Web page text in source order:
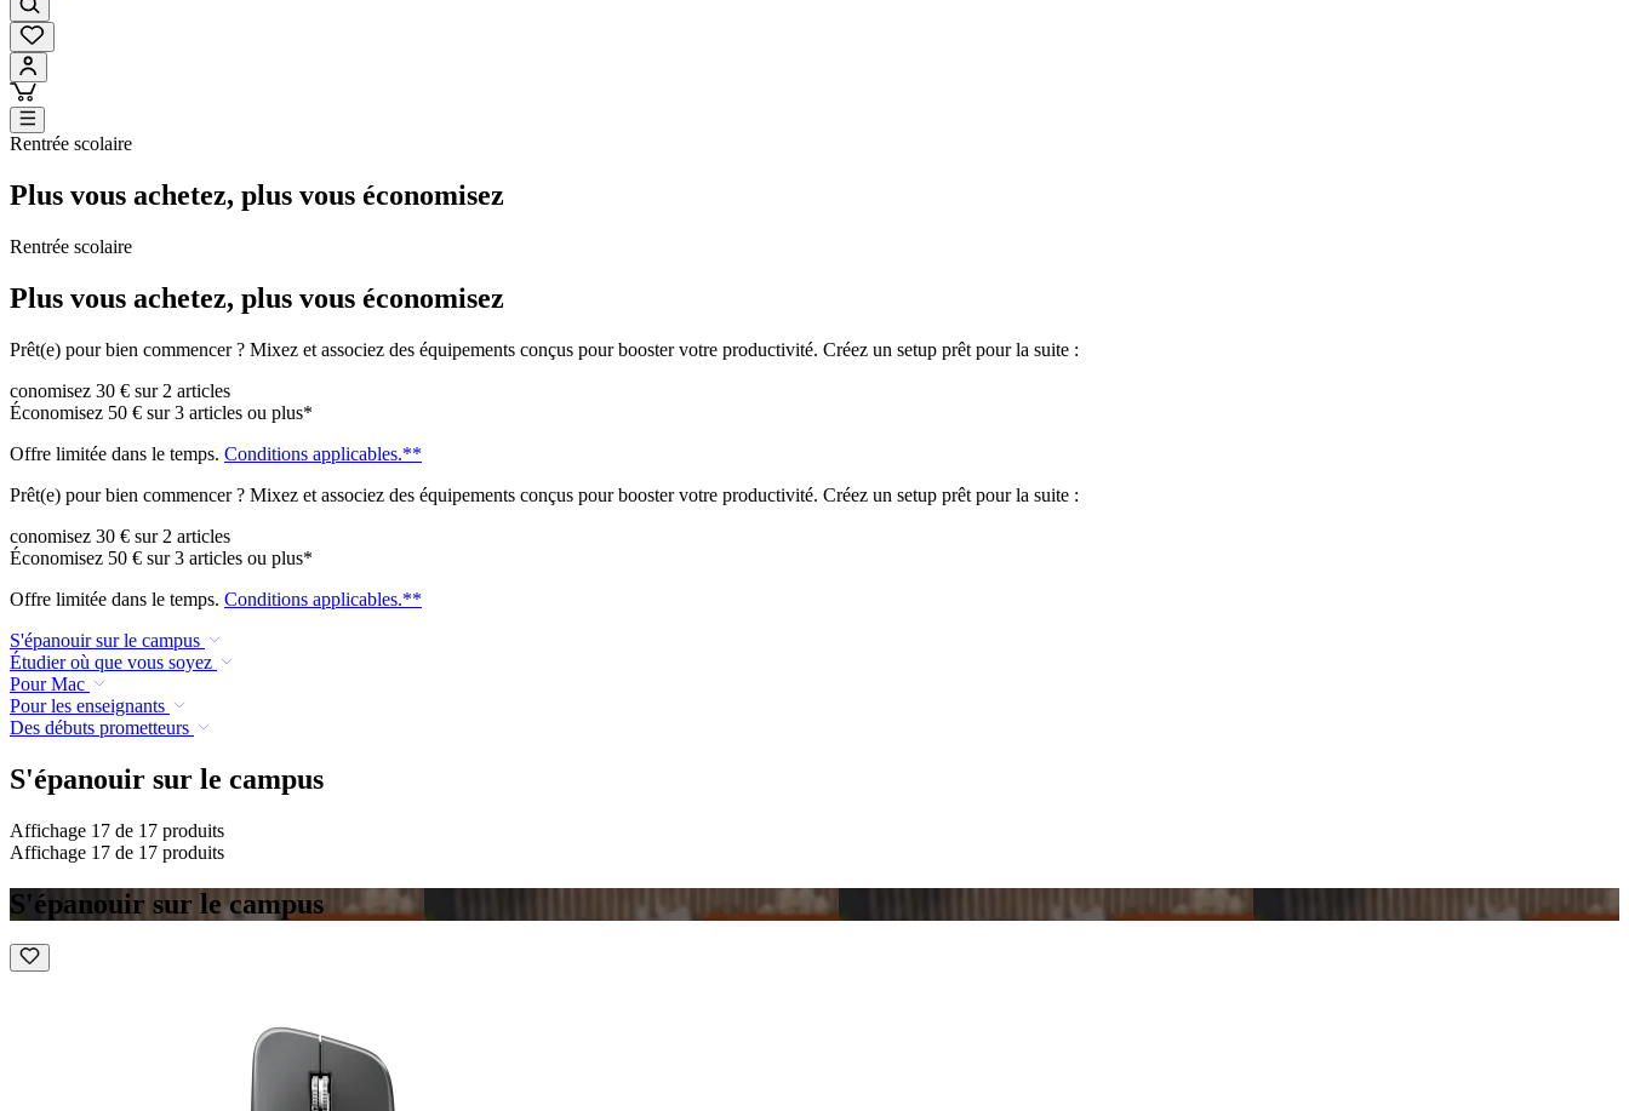
Rentrée scolaire
Plus vous achetez, plus vous économisez
Rentrée scolaire
Plus vous achetez, plus vous économisez
Prêt(e) pour bien commencer ? Mixez et associez des équipements conçus pour booster votre productivité. Créez un setup prêt pour la suite :
conomisez 30 € sur 2 articles
Économisez 50 € sur 3 articles ou plus*
Offre limitée dans le temps. Conditions applicables.**
Prêt(e) pour bien commencer ? Mixez et associez des équipements conçus pour booster votre productivité. Créez un setup prêt pour la suite :
conomisez 30 € sur 2 articles
Économisez 50 € sur 3 articles ou plus*
Offre limitée dans le temps. Conditions applicables.**
S'épanouir sur le campus
Étudier où que vous soyez
Pour Mac
Pour les enseignants
Des débuts prometteurs
S'épanouir sur le campus
Affichage 17 de 17 produits
Affichage 17 de 17 produits
S'épanouir sur le campus